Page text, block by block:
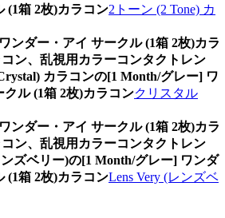
(1箱 2枚)カラコン2トーン (2 Tone) カ
ンダー・アイ サークル (1箱 2枚)カラ
ン、乱視用カラーコンタクトレン
カラコンの[1 Month/グレー] ワ
クル (1箱 2枚)カラコンクリスタル
ンダー・アイ サークル (1箱 2枚)カラ
ン、乱視用カラーコンタクトレン
ズベリー)の[1 Month/グレー] ワンダ
(1箱 2枚)カラコンLens Very (レンズベ